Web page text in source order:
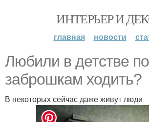
ИНТЕРЬЕР И
главная новости
Любили в детстве по
заброшкам ходить?
В некоторых сейчас даже живут люди